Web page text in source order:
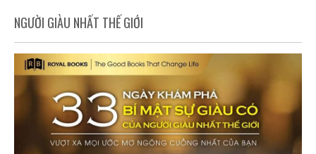
NGƯỜI GIÀU NHẤT THẾ GIỚI